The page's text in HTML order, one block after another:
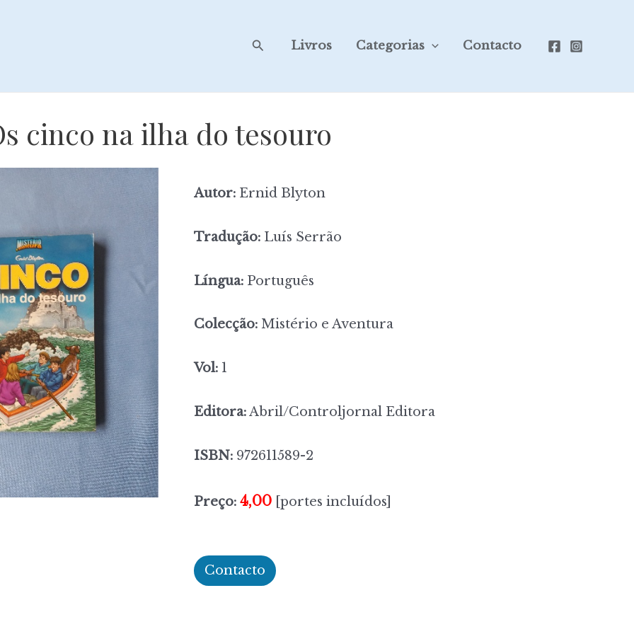
SearchLivros Categorias Contacto
cinco na ilha do tesouro
Autor: Ernid Blyton
Tradução: Luís Serrão
Língua: Português
Colecção: Mistério e Aventura
Vol: 1
Editora:Abril/Controljornal Editora
ISBN: 972611589-2
Preço: 4,00 [portes incluídos]
Contacto